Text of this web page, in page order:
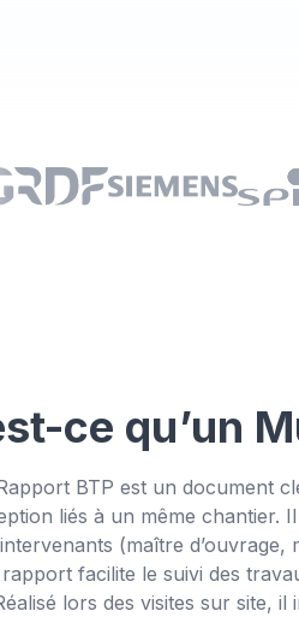
ce qu’un
BTP est un document
liés à un même chantier.
(maître
facilite le suivi des
lors des visites sur site,